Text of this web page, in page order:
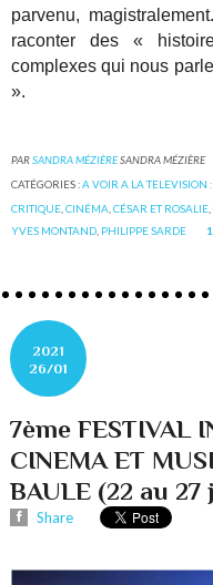
parvenu,
raconter des «
complexes qui nous
».
PARSANDRA MÉZIÈRESANDRA MÉZIÈRE
CATÉGORIES :A VOIR A LA TELEVISION
CRITIQUE ,CINÉMA ,CÉSAR ET ROSALIE
YVES MONTAND PHILIPPE SARDE 1
2021
26/01
7ème FESTIVAL
CINEMA ET
BAULE (22 au 27
Share